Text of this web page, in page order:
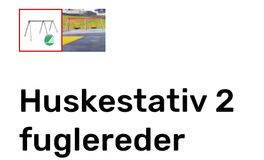
Huskestativ 2
fuglereder